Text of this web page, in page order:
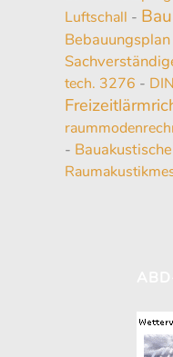
Luftschall -
Bebauungsplan
tech. 3276 -
-